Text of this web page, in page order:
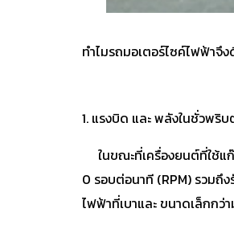
ทำไมรถมอเตอร์ไซค์ไฟฟ้าจึ
1. แรงบิด และ พลังในชั่วพริบ
ในขณะที่เครื่องยนต์ที่ใช้แก๊
0 รอบต่อนาที (RPM) รวมถึ
ไฟฟ้าที่เบาและ ขนาดเล็กกว่